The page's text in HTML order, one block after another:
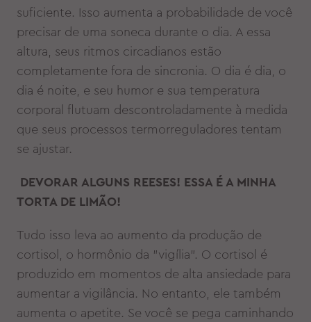
suficiente. Isso aumenta a probabilidade de você
precisar de uma soneca durante o dia. A essa
altura, seus ritmos circadianos estão
completamente fora de sincronia. O dia é dia, o
dia é noite, e seu humor e sua temperatura
corporal flutuam descontroladamente à medida
que seus processos termorreguladores tentam
se ajustar.
DEVORAR ALGUNS REESES! ESSA É A MINHA
TORTA DE LIMÃO!
Tudo isso leva ao aumento da produção de
cortisol, o hormônio da "vigília". O cortisol é
produzido em momentos de alta ansiedade para
aumentar a vigilância. No entanto, ele também
aumenta o apetite. Se você se pega caminhando